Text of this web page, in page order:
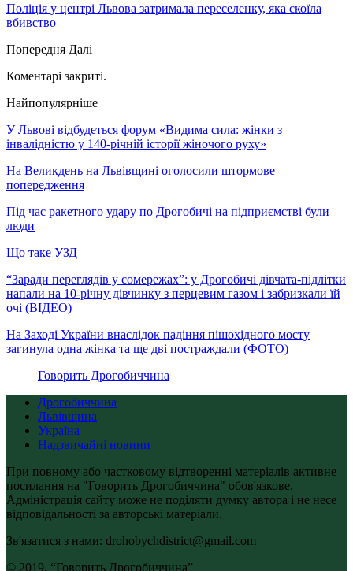
Поліція у центрі Львова затримала переселенку, яка скоїла
вбивство
Попередня Далі
Коментарі закриті.
Найпопулярніше
У Львові відбудеться форум «Видима сила: жінки з
інвалідністю у 140-річній історії жіночого руху»
На Великдень на Львівщині оголосили штормове
попередження
Під час ракетного удару по Дрогобичі на підприємстві були
люди
Що таке УЗД
“Заради переглядів у сомережах”: у Дрогобичі дівчата-підлітки
напали на 10-річну дівчинку з перцевим газом і забризкали їй
очі (ВІДЕО)
На Заході України внаслідок падіння пішохідного мосту
загинула одна жінка та ще дві постраждали (ФОТО)
Говорить Дрогобиччина
Дрогобиччина
Львівщина
Україна
Надзвичайні новини
При повному або частковому відтворенні матеріалів активне
посилання на "Говорить Дрогобиччина" обов'язкове.
Адміністрація сайту може не поділяти думку автора і не несе
відповідальності за авторські матеріали.
Зв'язатися з нами: drohobychdistrict@gmail.com
© 2019, “Говорить Дрогобиччина”